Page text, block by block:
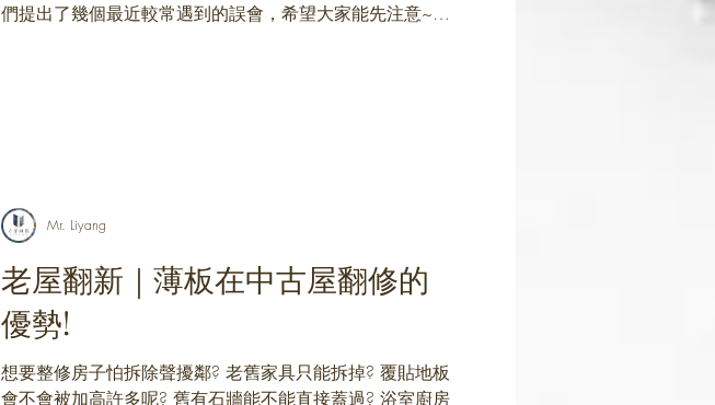
們提出了幾個最近較常遇到的誤會，希望大家能先注意~~
老屋翻新｜薄板在中古屋翻修的
優勢!
想要整修房子怕拆除聲擾鄰? 老舊家具只能拆掉? 覆貼地板
會不會被加高許多呢? 舊有石牆能不能直接蓋過? 浴室廚房
Mr. Liyang